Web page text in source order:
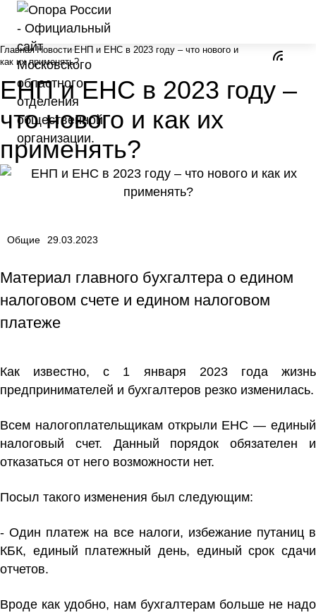
Главная Новости ЕНП и ЕНС в 2023 году – что нового и
как их применять?
ЕНП и ЕНС в 2023 году –
что нового и как их
применять?
Общие 29.03.2023
Материал главного бухгалтера о едином
налоговом счете и едином налоговом
платеже
Как известно, с 1 января 2023 года жизнь
предпринимателей и бухгалтеров резко изменилась.
Всем налогоплательщикам открыли ЕНС — единый
налоговый счет. Данный порядок обязателен и
отказаться от него возможности нет.
Посыл такого изменения был следующим:
- Один платеж на все налоги, избежание путаниц в
КБК, единый платежный день, единый срок сдачи
отчетов.
Вроде как удобно, нам бухгалтерам больше не надо